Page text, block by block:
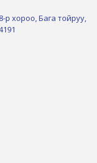
р хороо, Бага тойруу,